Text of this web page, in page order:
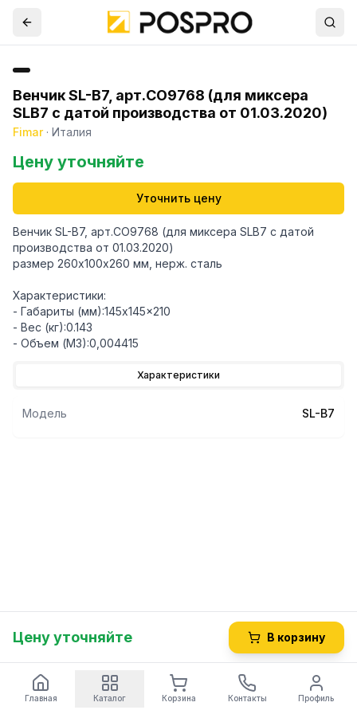
Венчик SL-B7, арт.CO9768 (для миксера
SLB7 с датой производства от 01.03.2020)
Fimar· Италия
Цену уточняйте
Уточнить цену
Венчик SL-B7, арт.CO9768 (для миксера SLB7 с датой
производства от 01.03.2020)
размер 260х100х260 мм, нерж. сталь
Характеристики:
- Габариты (мм):145x145x210
- Вес (кг):0.143
- Объем (М3):0,004415
Характеристики
Модель SL-B7
Цену уточняйте В корзину
Главная Каталог Корзина Контакты Профиль